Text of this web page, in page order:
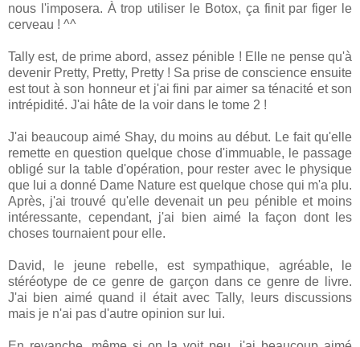
nous l'imposera. À trop utiliser le Botox, ça finit par figer le
cerveau ! ^^
Tally est, de prime abord, assez pénible ! Elle ne pense qu'à
devenir Pretty, Pretty, Pretty ! Sa prise de conscience ensuite
est tout à son honneur et j'ai fini par aimer sa ténacité et son
intrépidité. J'ai hâte de la voir dans le tome 2 !
J'ai beaucoup aimé Shay, du moins au début. Le fait qu'elle
remette en question quelque chose d'immuable, le passage
obligé sur la table d'opération, pour rester avec le physique
que lui a donné Dame Nature est quelque chose qui m'a plu.
Après, j'ai trouvé qu'elle devenait un peu pénible et moins
intéressante, cependant, j'ai bien aimé la façon dont les
choses tournaient pour elle.
David, le jeune rebelle, est sympathique, agréable, le
stéréotype de ce genre de garçon dans ce genre de livre.
J'ai bien aimé quand il était avec Tally, leurs discussions
mais je n'ai pas d'autre opinion sur lui.